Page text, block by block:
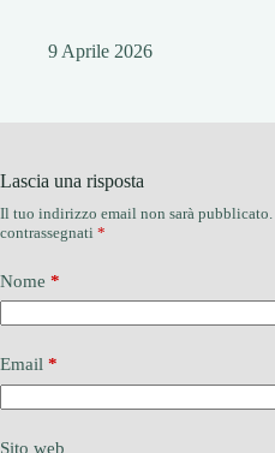
9 Aprile 2026
Lascia una risposta
Il tuo indirizzo email non sarà pubblicato.
contrassegnati *
Nome *
Email *
Sito web